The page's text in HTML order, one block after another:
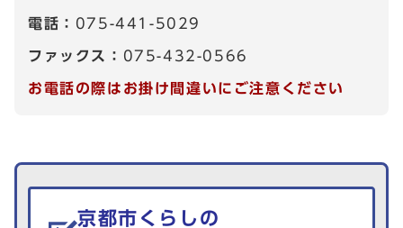
電話： 075-441-5029
ファックス： 075-432-0566
お電話の際はお掛け間違いにご注意ください
生活情報を探す
京都市くらしの